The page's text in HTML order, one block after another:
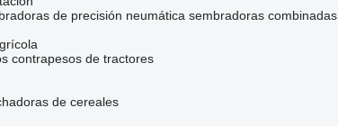
de precisión neumática sembradoras combinadas
contrapesos de tractores
de cereales